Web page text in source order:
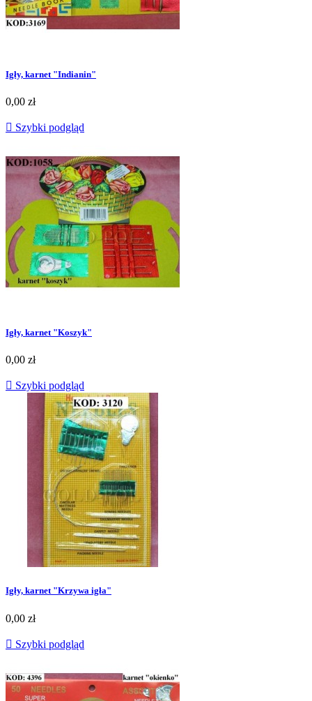
Igły, karnet "Indianin"
0,00 zł
 Szybki podgląd
Igły, karnet "Koszyk"
0,00 zł
 Szybki podgląd
Igły, karnet "Krzywa igła"
0,00 zł
 Szybki podgląd